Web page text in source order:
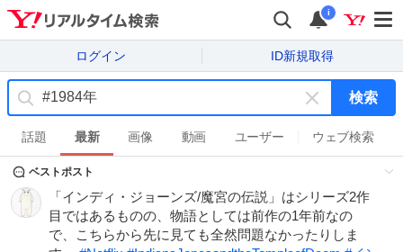
i
ログイン ID新規取得
キ
ー
ワ
ド
を
消
検索
話題 最新 画像 動画 ユーザー ウェブ検索
ベストポスト
「インディ・ジョーンズ/魔宮の伝説」はシリーズ2作
目ではあるものの、物語としては前作の1年前なの
で、こちらから先に見ても全然問題なかったりしま